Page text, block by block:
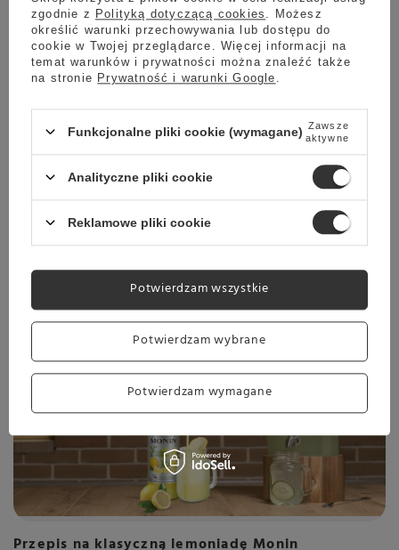
Przepis na kawę - Pistacjowo-różane latte
kawę z dodatkami smakowymi Monin, którą
możecie przygotować we własnych domach.
kompozycja smaków, która jest idealną
mlecznych. Z naszym przepisem przygotujesz ją w
zaledwie kilka minut.
Czytaj więcej
Przepis na klasyczną lemoniadę Monin
zgodnie z Polityką dotyczącą cookies
. Możesz
określić warunki przechowywania lub dostępu do
cookie w Twojej przeglądarce. Więcej informacji na
temat warunków i prywatności można znaleźć także
na stronie Prywatność i warunki Google
Funkcjonalne pliki cookie (wymagane) Zawsze
aktywne
Analityczne pliki cookie
Reklamowe pliki cookie
Potwierdzam wybrane
Potwierdzam wymagane
Potwierdzam wszystkie